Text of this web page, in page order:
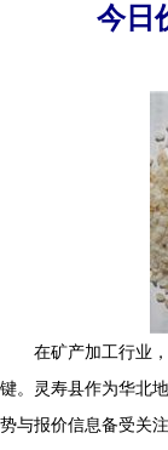
今日
在矿产加工行业
键。灵寿县作为华北
势与报价信息备受关